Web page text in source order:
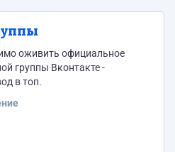
оживить официальное
группы Вконтакте -
в топ.